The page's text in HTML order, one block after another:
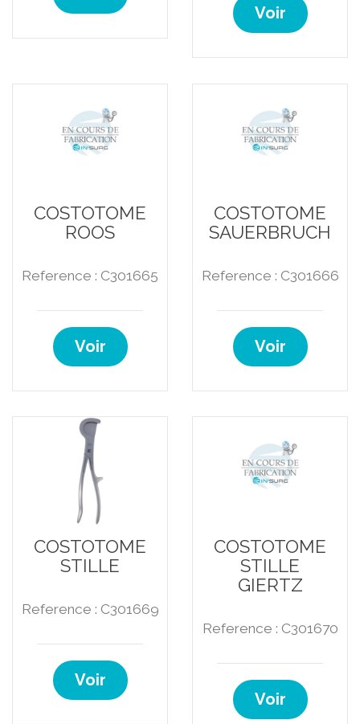
Voir
COSTOTOME
ROOS
Reference : C301665
Voir
COSTOTOME
SAUERBRUCH
Reference : C301666
Voir
COSTOTOME
STILLE
Reference : C301669
Voir
COSTOTOME
STILLE
GIERTZ
Reference : C301670
Voir